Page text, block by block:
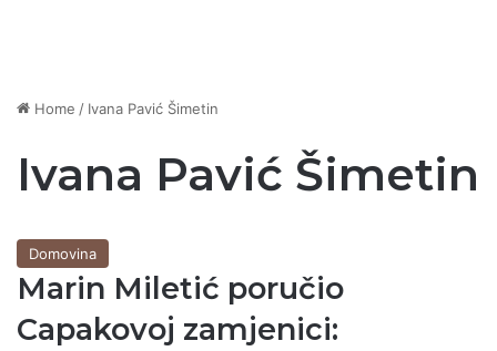
Home / Ivana Pavić Šimetin
Ivana Pavić Šimetin
Domovina
Marin Miletić poručio
Capakovoj zamjenici: